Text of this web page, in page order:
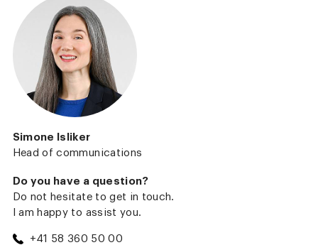
Simone Isliker
Head of communications
Do you have a question?
Do not hesitate to get in touch.
I am happy to assist you.
+41 58 360 50 00